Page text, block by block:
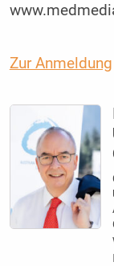
Zur Anmeldung